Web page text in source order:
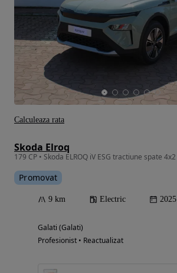
Skoda Elroq
179 CP • Skoda ELROQ iV ESG tractiune spate 4x2
Promovat
9 km Electric 2025
Galati (Galati)
Profesionist • Reactualizat
Calculeaza rata